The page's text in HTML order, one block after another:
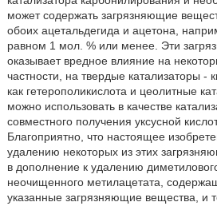
может содержать загрязняющие
обоих ацетальдегида и ацетона,
равном 1 мол. % или менее. Эти
оказывает вредное влияние на
частности, на твердые катализаторы -
как гетерополикислота и цеолитные
можно использовать в качестве
совместного получения уксусной
Благоприятно, что настоящее
удалению некоторых из этих
в дополнение к удалению
неочищенного метилацетата,
указанные загрязняющие вещества,